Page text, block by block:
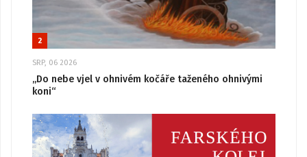
2
SRP, 06 2026
„Do nebe vjel v ohnivém kočáře taženého ohnivými
koni“